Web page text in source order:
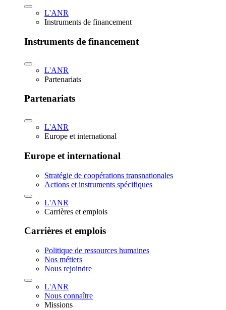
L'ANR
Instruments de financement
Instruments de financement
L'ANR
Partenariats
Partenariats
L'ANR
Europe et international
Europe et international
Stratégie de coopérations transnationales
Actions et instruments spécifiques
L'ANR
Carrières et emplois
Carrières et emplois
Politique de ressources humaines
Nos métiers
Nous rejoindre
L'ANR
Nous connaître
Missions